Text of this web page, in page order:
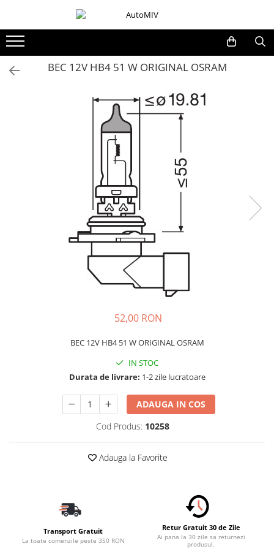
Oferta Saptamanii
Butoane Reglare Oglinzi
Butoane Blocare/Deblocare
Buton Clapeta Rezervor
Buton Portbagaj
Butoane Semnalizare
Husa Auto / Prelata Auto
Inchidere Centralizata
Seturi Interior
Accesorii Siguranta Auto
Carcasa Cheie
BEC 12V HB4 51 W ORIGINAL OSRAM
52,00 RON
BEC 12V HB4 51 W ORIGINAL OSRAM
IN STOC
Durata de livrare: 1-2 zile lucratoare
ADAUGA IN COS
Cod Produs: 10258
Adauga la Favorite
Transport Gratuit
La toate comenzile peste 350 RON
Retur Gratuit 30 de Zile
Ai pana la 30 zile sa returnezi
produsul.